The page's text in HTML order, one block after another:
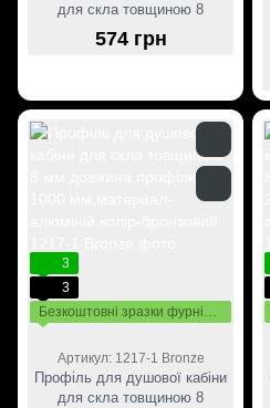
для скла товщиною 8
мм,довжина профілю 2000
мм,материал-алюміній,колір-
574 грн
3
3
Безкоштовні зразки фурнітури
Артикул: 1217-1 Bronze
Профіль для душової кабіни
для скла товщиною 8